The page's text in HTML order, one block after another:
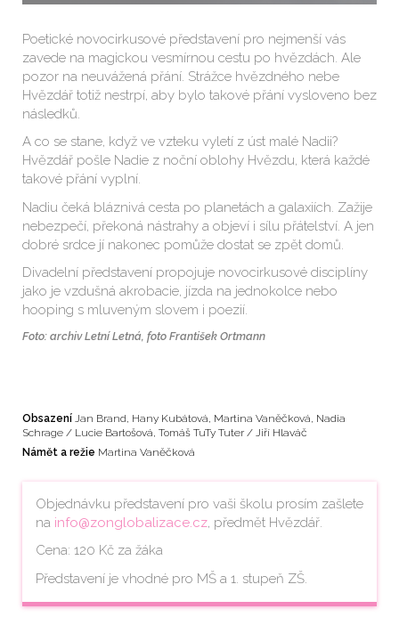
Poetické novocirkusové představení pro nejmenší vás
zavede na magickou vesmírnou cestu po hvězdách. Ale
pozor na neuvážená přání. Strážce hvězdného nebe
Hvězdář totiž nestrpí, aby bylo takové přání vysloveno bez
následků.
A co se stane, když ve vzteku vyletí z úst malé Nadii?
Hvězdář pošle Nadie z noční oblohy Hvězdu, která každé
takové přání vyplní.
Nadiu čeká bláznivá cesta po planetách a galaxiích. Zažije
nebezpečí, překoná nástrahy a objeví i sílu přátelství. A jen
dobré srdce jí nakonec pomůže dostat se zpět domů.
Divadelní představení propojuje novocirkusové disciplíny
jako je vzdušná akrobacie, jízda na jednokolce nebo
hooping s mluveným slovem i poezií.
Foto: archiv Letní Letná, foto František Ortmann
Obsazení Jan Brand, Hany Kubátová, Martina Vaněčková, Nadia
Schrage / Lucie Bartošová, Tomáš TuTy Tuter / Jiří Hlaváč
Námět a režie Martina Vaněčková
Objednávku představení pro vaši školu prosím zašlete
na info@zonglobalizace.cz, předmět Hvězdář.
Cena: 120 Kč za žáka
Představení je vhodné pro MŠ a 1. stupeň ZŠ.